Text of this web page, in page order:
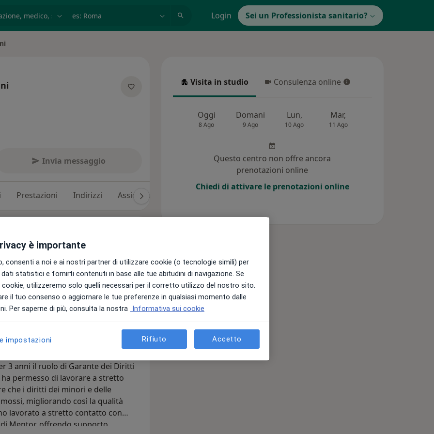
Login Sei un Professionista sanitario?
Invia messaggio
Prestazioni Indirizzi Assicurazioni
clinica e dinamica, specializzata
adolescenza,adulti,coppie) e
l'accesso alla chirurgia bariatrica.
tecniche della psicologia clinica e
ed efficace. Credo
sicuro e accogliente, dove i
loro emozioni e lavorare insieme
A.B.A., un metodo
disturbi del neurosviluppo (come
abilità e la gestione dei
3 anni il ruolo di Garante dei Diritti
permesso di lavorare a stretto
che i diritti dei minori e delle
migliorando così la qualità
lavorato a stretto contatto con
Mentor, offrendo supporto
Visita in studio
Visita in studio Consulenza online
Consulenza online
Oggi
8 Ago
Domani
9 Ago
Lun,
10 Ago
Mar,
11 Ago
Questo centro non offre ancora
prenotazioni online
Chiedi di attivare le prenotazioni online
è importante
consenti a noi e ai nostri partner di utilizzare cookie (o tecnologie simili) per
statistici e fornirti contenuti in base alle tue abitudini di navigazione. Se
utilizzeremo solo quelli necessari per il corretto utilizzo del nostro sito.
il tuo consenso o aggiornare le tue preferenze in qualsiasi momento dalle
Per saperne di più, consulta la nostra Informativa sui cookie
impostazioni Rifiuto Accetto